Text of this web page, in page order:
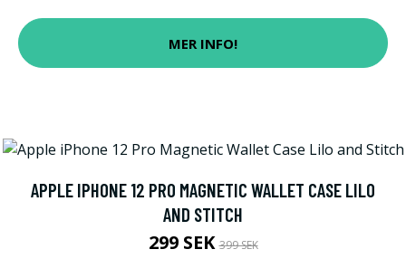
MER INFO!
APPLE IPHONE 12 PRO MAGNETIC WALLET CASE LILO
AND STITCH
299 SEK399 SEK